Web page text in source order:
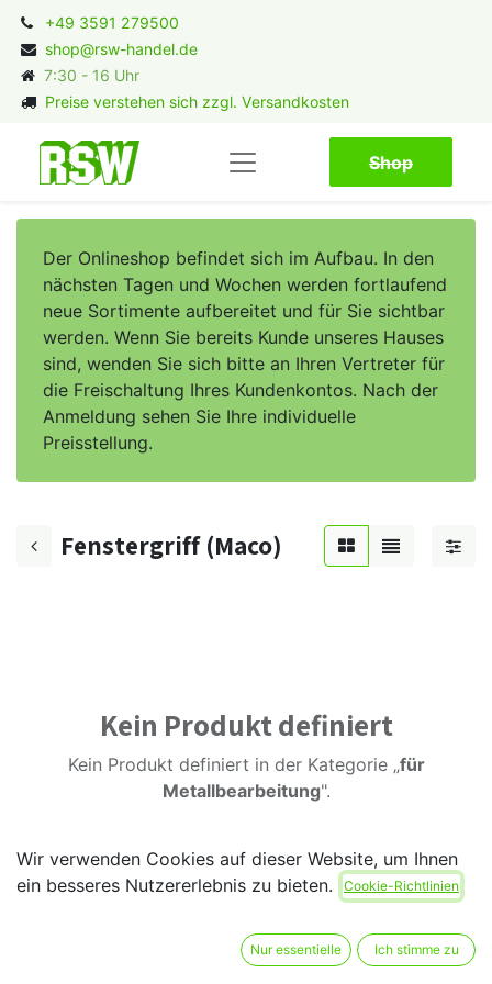
+49 3591 279500
shop@rsw-handel.de
7:30 - 16 Uhr
Preise verstehen sich zzgl. Versandkosten
Shop​​​​
Der Onlineshop befindet sich im Aufbau. In den
nächsten Tagen und Wochen werden fortlaufend
neue Sortimente aufbereitet und für Sie sichtbar
werden. Wenn Sie bereits Kunde unseres Hauses
sind, wenden Sie sich bitte an Ihren Vertreter für
die Freischaltung Ihres Kundenkontos. Nach der
Anmeldung sehen Sie Ihre individuelle
Preisstellung.
Fenstergriff (Maco)
Kein Produkt definiert
Kein Produkt definiert in der Kategorie „für
Metallbearbeitung".
Wir verwenden Cookies auf dieser Website, um Ihnen
ein besseres Nutzererlebnis zu bieten.
Cookie-Richtlinien
Nur essentielle Ich stimme zu